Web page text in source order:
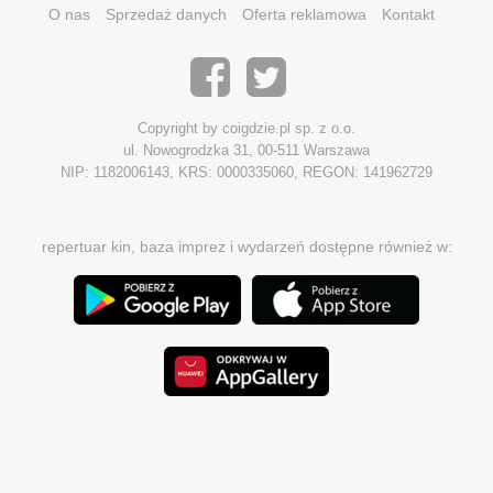
O nas Sprzedaż danych Oferta reklamowa Kontakt
Copyright by coigdzie.pl sp. z o.o.
ul. Nowogrodzka 31, 00-511 Warszawa
NIP: 1182006143, KRS: 0000335060, REGON: 141962729
repertuar kin, baza imprez i wydarzeń dostępne również w: